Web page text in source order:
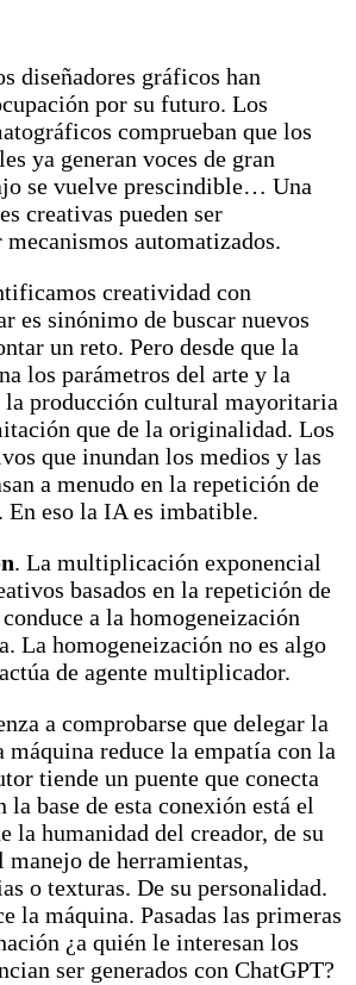
diseñadores gráficos han
por su futuro. Los
comprueban que los
ya generan voces de gran
se vuelve prescindible… Una
creativas pueden ser
mecanismos automatizados.
creatividad con
es sinónimo de buscar nuevos
un reto. Pero desde que la
los parámetros del arte y la
la producción cultural mayoritaria
que de la originalidad. Los
que inundan los medios y las
a menudo en la repetición de
En eso la IA es imbatible.
. La multiplicación exponencial
basados en la repetición de
a la homogeneización
La homogeneización no es algo
de agente multiplicador.
a comprobarse que delegar la
máquina reduce la empatía con la
tiende un puente que conecta
base de esta conexión está el
la humanidad del creador, de su
de herramientas,
o texturas. De su personalidad.
la máquina. Pasadas las primeras
¿a quién le interesan los
ser generados con ChatGPT?